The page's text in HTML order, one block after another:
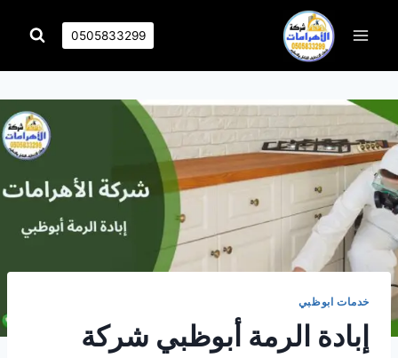
0505833299
خدمات ابوظبي
إبادة الرمة أبوظبي شركة